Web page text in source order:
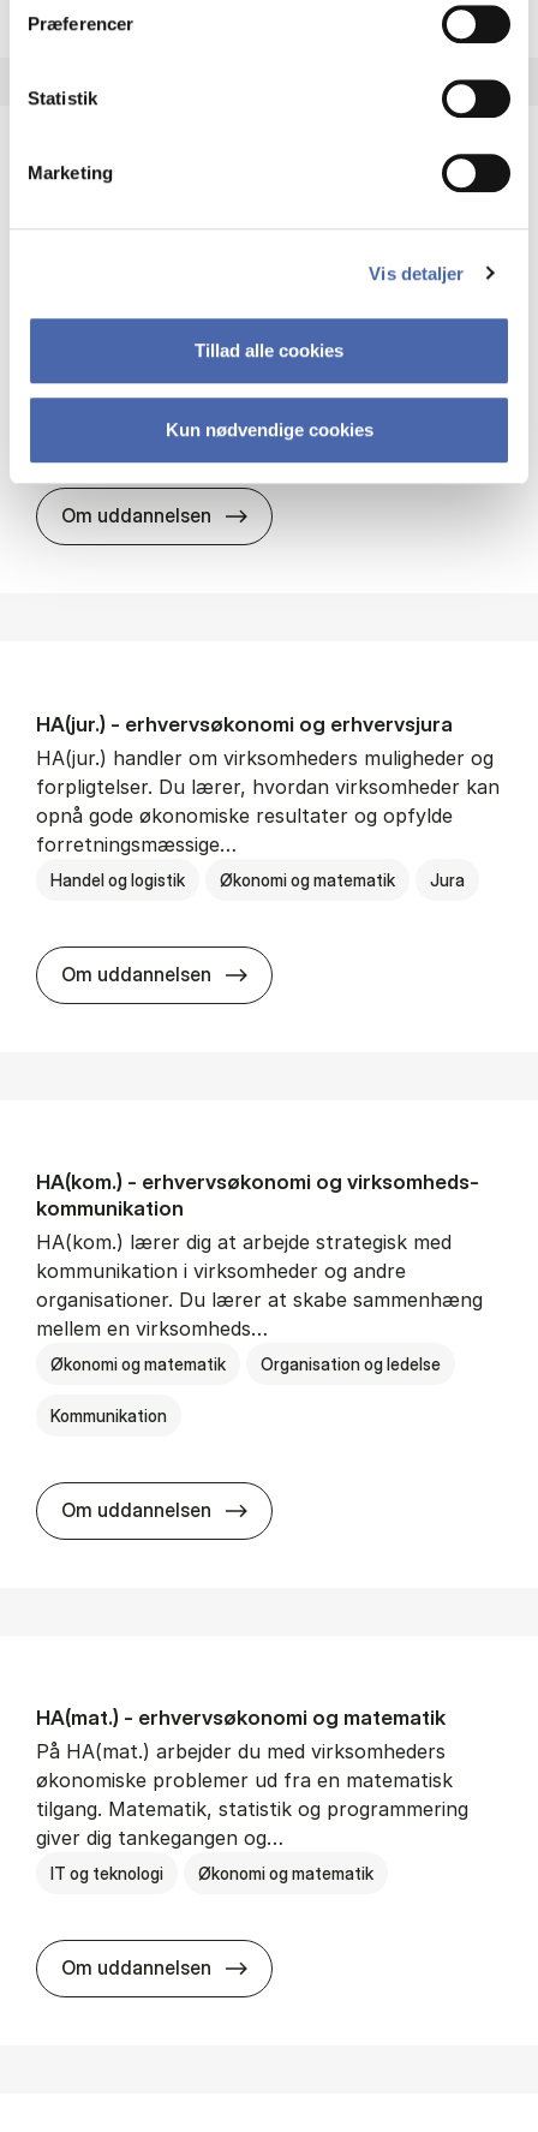
Præferencer
Statistik
Marketing
Vis detaljer
Tillad alle cookies
Kun nødvendige cookies
HA(it.) - erhvervs­økonomi og informations­
virksomheders muligheder og udfordringer inden
Organisation og ledelse
Om uddannelsen HA(it.) - erhvervs­økonomi og
HA(jur.) - erhvervs­økonomi og erhvervs­jura
HA(jur.) handler om virksomheders muligheder og
forpligtelser. Du lærer, hvordan virksomheder kan
opnå gode økonomiske resultater og opfylde
forretningsmæssige…
Handel og logistik Økonomi og matematik Jura
Om uddannelsen HA(jur.) - erhvervs­økonomi og
HA(kom.) - erhvervs­økonomi og virksomheds­
kommunikation
HA(kom.) lærer dig at arbejde strategisk med
kommunikation i virksomheder og andre
organisationer. Du lærer at skabe sammenhæng
mellem en virksomheds…
Økonomi og matematik Organisation og ledelse
Kommunikation
Om uddannelsen HA(kom.) - erhvervs­økonomi
HA(mat.) - erhvervs­økonomi og ma­te­ma­tik
På HA(mat.) arbejder du med virksomheders
økonomiske problemer ud fra en matematisk
tilgang. Matematik, statistik og programmering
giver dig tankegangen og…
IT og teknologi Økonomi og matematik
Om uddannelsen HA(mat.) - erhvervs­økonomi og